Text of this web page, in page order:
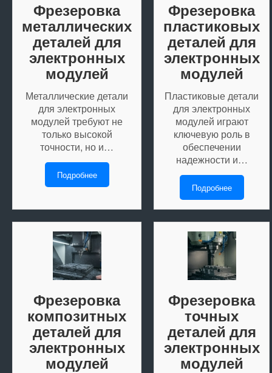
Фрезеровка
металлических
деталей для
электронных
модулей
Металлические детали
для электронных
модулей требуют не
только высокой
точности, но и…
Подробнее
Фрезеровка
пластиковых
деталей для
электронных
модулей
Пластиковые детали
для электронных
модулей играют
ключевую роль в
обеспечении
надежности и…
Подробнее
Фрезеровка
композитных
деталей для
электронных
модулей
Фрезеровка
точных
деталей для
электронных
модулей